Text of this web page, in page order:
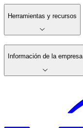
Herramientas y recursos
Información de la empresa